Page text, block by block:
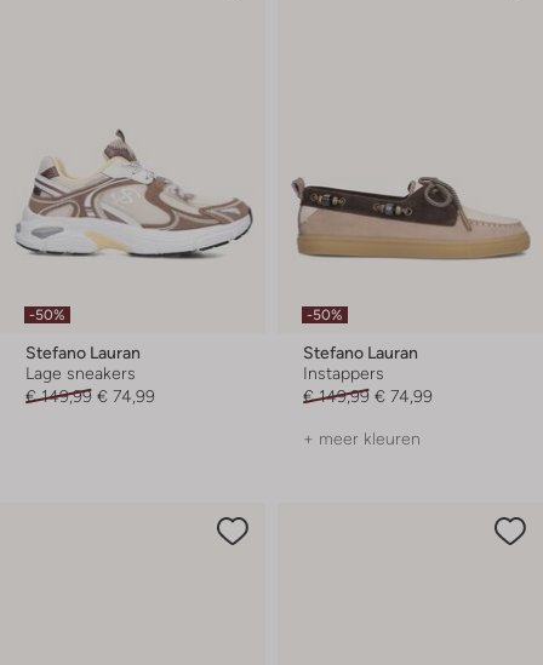
-50%
Stefano Lauran
Lage sneakers
€ 149,99 € 74,99
-50%
Stefano Lauran
Instappers
€ 149,99 € 74,99
+ meer kleuren